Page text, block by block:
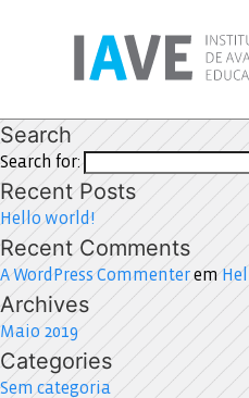
Search
Search for:
Recent Posts
Hello world!
Recent Comments
A WordPress Commenterem
Archives
Maio 2019
Categories
Sem categoria